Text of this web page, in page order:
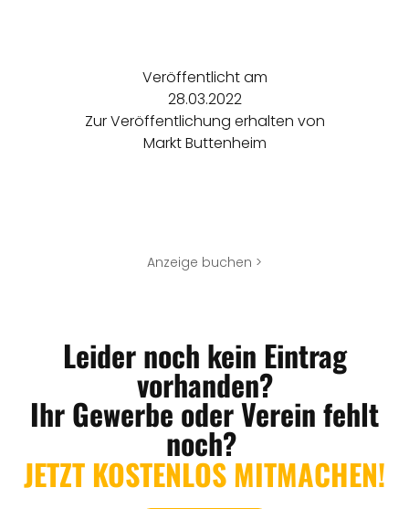
Veröffentlicht am
28.03.2022
Zur Veröffentlichung erhalten von
Markt Buttenheim
Anzeige buchen >
Leider noch kein Eintrag
vorhanden?
Ihr Gewerbe oder Verein fehlt
noch?
JETZT KOSTENLOS MITMACHEN!